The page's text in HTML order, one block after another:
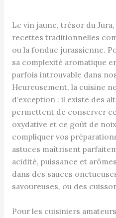
Le vin jaune, trésor du
recettes traditionnelles
ou la fondue jurassienne.
sa complexité aromatique
parfois introuvable dans
Heureusement, la cuisine
d’exception : il existe des
permettent de conserver
oxydative et ce goût de
compliquer vos
astuces maîtrisent
acidité, puissance et
dans des sauces
savoureuses, ou des
Pour les cuisiniers